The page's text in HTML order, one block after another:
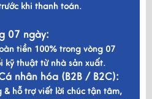
khi thanh toán.
07 ngày:
tiền 100% trong vòng 07
kỹ thuật từ nhà sản xuất.
nhân hóa (B2B / B2C):
& hỗ trợ viết lời chúc tận tâm,